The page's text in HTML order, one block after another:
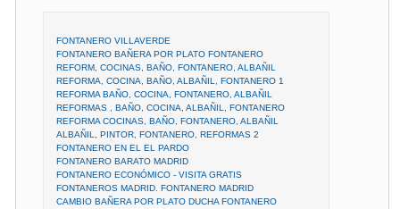
FONTANERO VILLAVERDE
FONTANERO BAÑERA POR PLATO FONTANERO
REFORM, COCINAS, BAÑO, FONTANERO, ALBAÑIL
REFORMA, COCINA, BAÑO, ALBAÑIL, FONTANERO 1
REFORMA BAÑO, COCINA, FONTANERO, ALBAÑIL
REFORMAS , BAÑO, COCINA, ALBAÑIL, FONTANERO
REFORMA COCINAS, BAÑO, FONTANERO, ALBAÑIL
ALBAÑIL, PINTOR, FONTANERO, REFORMAS 2
FONTANERO EN EL EL PARDO
FONTANERO BARATO MADRID
FONTANERO ECONÓMICO - VISITA GRATIS
FONTANEROS MADRID. FONTANERO MADRID
CAMBIO BAÑERA POR PLATO DUCHA FONTANERO